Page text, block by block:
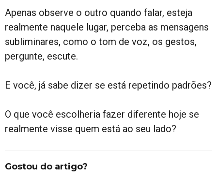
Apenas observe o outro quando falar, esteja
realmente naquele lugar, perceba as mensagens
subliminares, como o tom de voz, os gestos,
pergunte, escute.
E você, já sabe dizer se está repetindo padrões?
O que você escolheria fazer diferente hoje se
realmente visse quem está ao seu lado?
Gostou do artigo?